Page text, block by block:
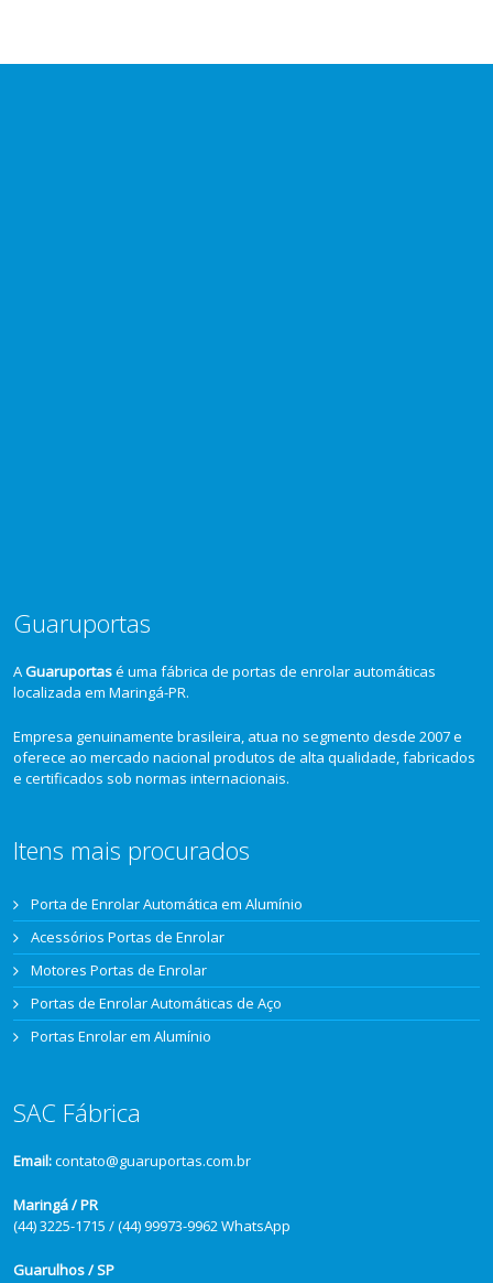
Guaruportas
AGuaruportasé uma fábrica de portas de enrolar automáticas
localizada em Maringá-PR.
Empresa genuinamente brasileira, atua no segmento desde 2007 e
oferece ao mercado nacional produtos de alta qualidade, fabricados
e certificados sob normas internacionais.
Itens mais procurados
Porta de Enrolar Automática em Alumínio
Acessórios Portas de Enrolar
Motores Portas de Enrolar
Portas de Enrolar Automáticas de Aço
Portas Enrolar em Alumínio
SAC Fábrica
Email:contato@guaruportas.com.br
Maringá / PR
(44) 3225-1715 / (44) 99973-9962 WhatsApp
Guarulhos / SP